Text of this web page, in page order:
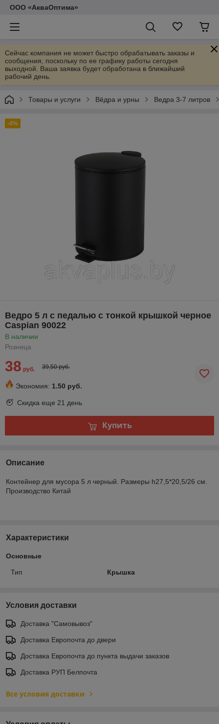
ООО «АкваОптима»
Сейчас компания не может быстро обрабатывать заказы и
сообщения, поскольку по ее графику работы сегодня
выходной. Ваша заявка будет обработана в ближайший
рабочий день.
Товары и услуги Вёдра и урны Ведра 3-7 литров
-4%
Ведро 5 л с педалью с тонкой крышкой черное
Caspian 90022
В наличии
Розница
38 руб. 39,50 руб.
Экономия: 1.50 руб.
Скидка еще 21 день
Купить
Описание
Контейнер для мусора 5 л черный. Размеры h27,5*20,5/26 см.
Производство Китай
Характеристики
Основные
Тип Крышка
Условия доставки
Доставка "Самовывоз"
Доставка Европочта до двери
Доставка Европочта до пункта выдачи заказов
Доставка РУП Белпочта
Все условия доставки